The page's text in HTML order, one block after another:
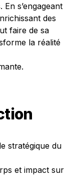
s’engageant
des
faire de sa
la réalité
stratégique du
et impact sur